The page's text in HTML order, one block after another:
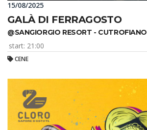
15/08/2025
GALÀ DI FERRAGOSTO
@SANGIORGIO RESORT - CUTROFIANO
start: 21:00
CENE